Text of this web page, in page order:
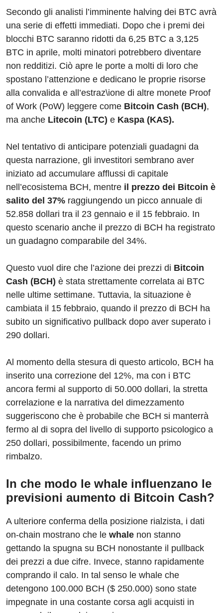
Secondo gli analisti l’imminente halving dei BTC avrà
una serie di effetti immediati. Dopo che i premi dei
blocchi BTC saranno ridotti da 6,25 BTC a 3,125
BTC in aprile, molti minatori potrebbero diventare
non redditizi. Ciò apre le porte a molti di loro che
spostano l’attenzione e dedicano le proprie risorse
alla convalida e all’estraz\ione di altre monete Proof
of Work (PoW) leggere come Bitcoin Cash (BCH),
ma anche Litecoin (LTC) e Kaspa (KAS).
Nel tentativo di anticipare potenziali guadagni da
questa narrazione, gli investitori sembrano aver
iniziato ad accumulare afflussi di capitale
nell’ecosistema BCH, mentre il prezzo dei Bitcoin è
salito del 37% raggiungendo un picco annuale di
52.858 dollari tra il 23 gennaio e il 15 febbraio. In
questo scenario anche il prezzo di BCH ha registrato
un guadagno comparabile del 34%.
Questo vuol dire che l’azione dei prezzi di Bitcoin
Cash (BCH) è stata strettamente correlata ai BTC
nelle ultime settimane. Tuttavia, la situazione è
cambiata il 15 febbraio, quando il prezzo di BCH ha
subito un significativo pullback dopo aver superato i
290 dollari.
Al momento della stesura di questo articolo, BCH ha
inserito una correzione del 12%, ma con i BTC
ancora fermi al supporto di 50.000 dollari, la stretta
correlazione e la narrativa del dimezzamento
suggeriscono che è probabile che BCH si manterrà
fermo al di sopra del livello di supporto psicologico a
250 dollari, possibilmente, facendo un primo
rimbalzo.
In che modo le whale influenzano le
previsioni aumento di Bitcoin Cash?
A ulteriore conferma della posizione rialzista, i dati
on-chain mostrano che le whale non stanno
gettando la spugna su BCH nonostante il pullback
dei prezzi a due cifre. Invece, stanno rapidamente
comprando il calo. In tal senso le whale che
detengono 100.000 BCH ($ 250.000) sono state
impegnate in una costante corsa agli acquisti in